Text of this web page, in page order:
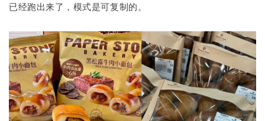
已经跑出来了，模式是可复制的。